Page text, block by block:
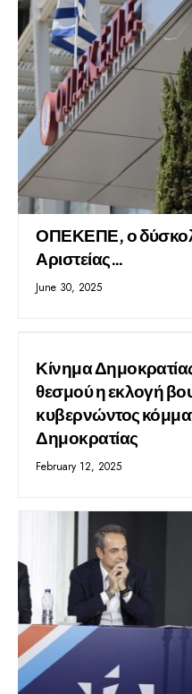
ΟΠΕΚΕΠΕ, ο
Αριστείας…
June 30, 2025
Κίνημα
θεσμού η εκλογή
κυβερνώντος
Δημοκρατίας
February 12, 2025